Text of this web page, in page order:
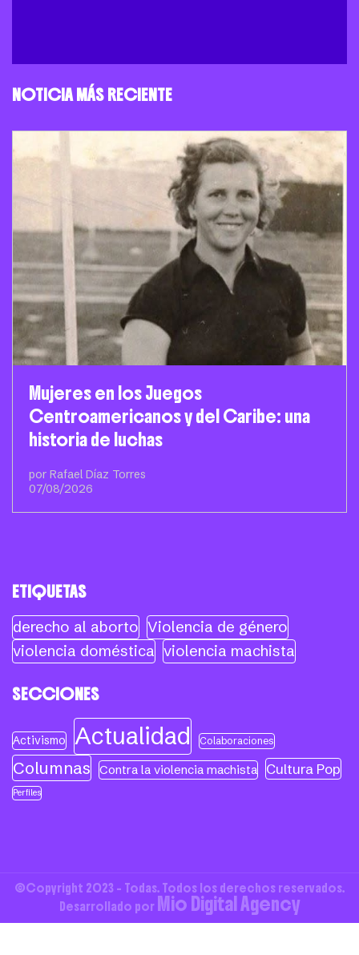
NOTICIA MÁS RECIENTE
Mujeres en los Juegos
Centroamericanos y del Caribe: una
historia de luchas
por Rafael Díaz Torres
07/08/2026
ETIQUETAS
derecho al aborto Violencia de género
violencia doméstica violencia machista
SECCIONES
Activismo Actualidad Colaboraciones
Columnas Contra la violencia machista Cultura Pop
Perfiles
©Copyright 2023 - Todas. Todos los derechos reservados.
Desarrollado por Mio Digital Agency